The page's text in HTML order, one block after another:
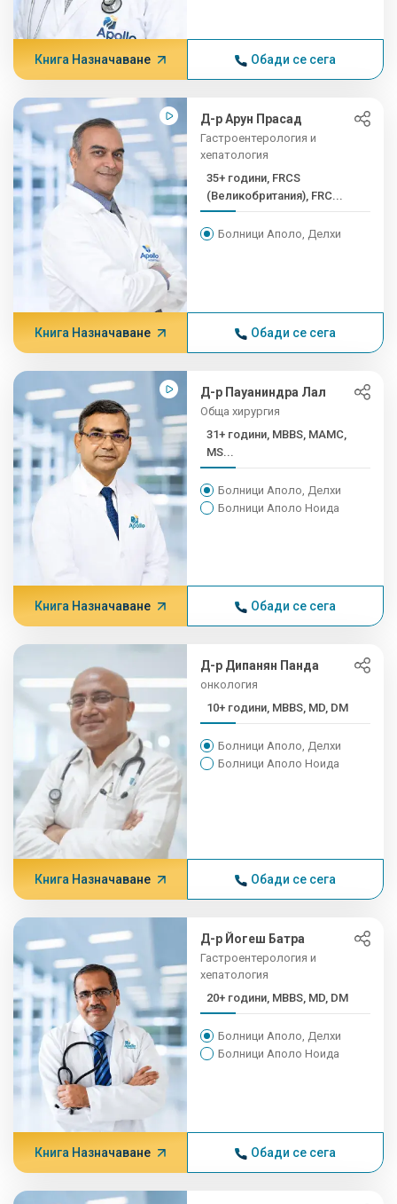
Книга Назначаване Обади се сега
Д-р Арун Прасад
Гастроентерология и
хепатология
35+ години, FRCS
(Великобритания), FRC...
Болници Аполо, Делхи
Книга Назначаване Обади се сега
Д-р Пауаниндра Лал
Обща хирургия
31+ години, MBBS, MAMC,
MS...
Болници Аполо, Делхи
Болници Аполо Ноида
Книга Назначаване Обади се сега
Д-р Дипанян Панда
онкология
10+ години, MBBS, MD, DM
Болници Аполо, Делхи
Болници Аполо Ноида
Книга Назначаване Обади се сега
Д-р Йогеш Батра
Гастроентерология и
хепатология
20+ години, MBBS, MD, DM
Болници Аполо, Делхи
Болници Аполо Ноида
Книга Назначаване Обади се сега